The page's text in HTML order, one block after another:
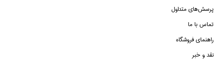
پرسش‌هاي متداول
تماس با ما
راهنماي فروشگاه
نقد و خبر